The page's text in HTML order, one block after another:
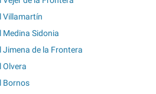
Villamartín
Medina Sidonia
Jimena de la Frontera
Olvera
Bornos